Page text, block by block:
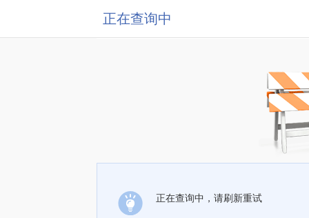
正在查询中
正在查询中，请刷新重试